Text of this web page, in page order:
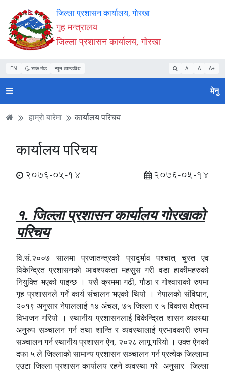
Accessibility
Mode
सुरु
गर्नुहोस्
सामाग्री
पढ्नुहाेस्
नेभिगेसन
पढ्नुहाेस्
वेबसाइट
खोजमा
जानुहोस्
जिल्ला प्रशासन कार्यालय, गाेरखा
गृह मन्त्रालय
जिल्ला प्रशासन कार्यालय, गाेरखा
EN डार्क मोड न्यून व्यान्डविथ A- A A+
मेनु
हाम्राे बारेमा कार्यालय परिचय
कार्यालय परिचय
2076-05-14 2076-05-14
१. जिल्ला प्रशासन कार्यालय गोरखाको
परिचय
वि.सं.२००७ सालमा प्रजातन्त्रको प्रादुर्भाव पश्चात् चुस्त एव
विकेन्द्रित प्रशासनको आवश्यकता महसुस गरी वडा हाकीमहरुको
नियुक्ति भएको पाइन्छ । यसै क्रममा गढी, गौडा र गोश्वाराको रुपमा
गृह प्रशासनले गर्ने कार्य संचालन भएको थियो । नेपालको संविधान,
२०१९ अनुसार नेपाललाई १४ अंचल, ७५ जिल्ला र ५ विकास क्षेत्रमा
विभाजन गरियो । स्थानीय प्रशासनलाई विकेन्द्रित शासन व्यवस्था
अनुरुप सञ्चालन गर्न तथा शान्ति र व्यवस्थालाई प्रभावकारी रुपमा
सञ्चालन गर्न स्थानीय प्रशासन ऐन, २०२८ लागू गरियो । उक्त ऐनको
दफा ५ ले जिल्लाको सामान्य प्रशासन सञ्चालन गर्न प्रत्येक जिल्लामा
एउटा जिल्ला प्रशासन कार्यालय रहने व्यवस्था गरे अनुसार जिल्ला